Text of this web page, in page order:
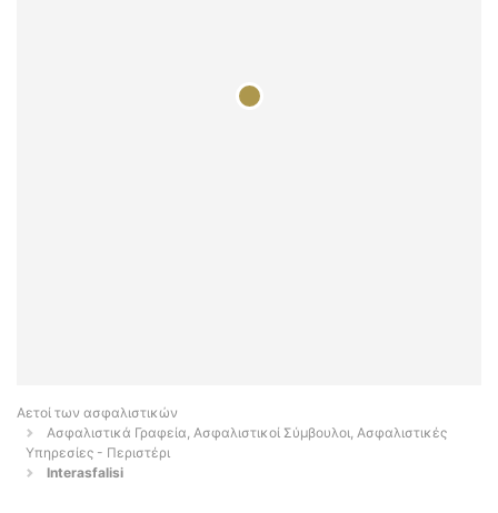
Αετοί των ασφαλιστικών
Ασφαλιστικά Γραφεία, Ασφαλιστικοί Σύμβουλοι, Ασφαλιστικές
Υπηρεσίες - Περιστέρι
Interasfalisi